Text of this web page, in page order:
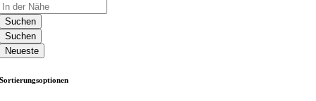
Suchen
Suchen
Neueste
Sortierungsoptionen